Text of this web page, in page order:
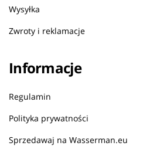
Wysyłka
Zwroty i reklamacje
Informacje
Regulamin
Polityka prywatności
Sprzedawaj na Wasserman.eu